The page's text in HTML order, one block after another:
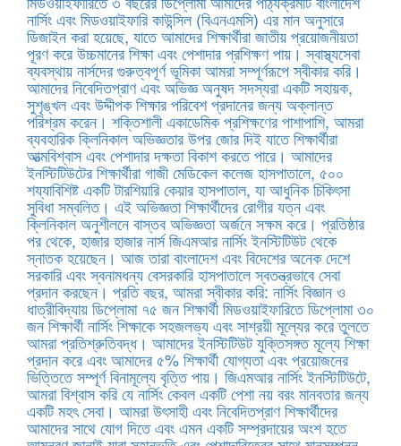
নার্সিং এবং মিডওয়াইফারি কাউন্সিল (বিএনএমসি) এর মান অনুসারে
ডিজাইন করা হয়েছে, যাতে আমাদের শিক্ষার্থীরা জাতীয় প্রয়োজনীয়তা
পূরণ করে উচ্চমানের শিক্ষা এবং পেশাদার প্রশিক্ষণ পায়। স্বাস্থ্যসেবা
ব্যবস্থায় নার্সদের গুরুত্বপূর্ণ ভূমিকা আমরা সম্পূর্ণরূপে স্বীকার করি।
আমাদের নিবেদিতপ্রাণ এবং অভিজ্ঞ অনুষদ সদস্যরা একটি সহায়ক,
সুশৃঙ্খল এবং উদ্দীপক শিক্ষার পরিবেশ প্রদানের জন্য অক্লান্ত
পরিশ্রম করেন। শক্তিশালী একাডেমিক প্রশিক্ষণের পাশাপাশি, আমরা
ব্যবহারিক ক্লিনিকাল অভিজ্ঞতার উপর জোর দিই যাতে শিক্ষার্থীরা
আত্মবিশ্বাস এবং পেশাদার দক্ষতা বিকাশ করতে পারে। আমাদের
ইনস্টিটিউটের শিক্ষার্থীরা গাজী মেডিকেল কলেজ হাসপাতালে, ৫০০
শয্যাবিশিষ্ট একটি টারশিয়ারি কেয়ার হাসপাতাল, যা আধুনিক চিকিৎসা
সুবিধা সম্বলিত। এই অভিজ্ঞতা শিক্ষার্থীদের রোগীর যত্ন এবং
ক্লিনিকাল অনুশীলনে বাস্তব অভিজ্ঞতা অর্জনে সক্ষম করে। প্রতিষ্ঠার
পর থেকে, হাজার হাজার নার্স জিএমআর নার্সিং ইনস্টিটিউট থেকে
স্নাতক হয়েছেন। আজ তারা বাংলাদেশ এবং বিদেশের অনেক দেশে
সরকারি এবং স্বনামধন্য বেসরকারি হাসপাতালে স্বতন্ত্রভাবে সেবা
প্রদান করছেন। প্রতি বছর, আমরা স্বীকার করি: নার্সিং বিজ্ঞান ও
ধাত্রীবিদ্যায় ডিপ্লোমা ৭৫ জন শিক্ষার্থী মিডওয়াইফারিতে ডিপ্লোমা ৩০
জন শিক্ষার্থী নার্সিং শিক্ষাকে সহজলভ্য এবং সাশ্রয়ী মূল্যের করে তুলতে
আমরা প্রতিশ্রুতিবদ্ধ। আমাদের ইনস্টিটিউট যুক্তিসঙ্গত মূল্যে শিক্ষা
প্রদান করে এবং আমাদের ৫% শিক্ষার্থী যোগ্যতা এবং প্রয়োজনের
ভিত্তিতে সম্পূর্ণ বিনামূল্যে বৃত্তি পায়। জিএমআর নার্সিং ইনস্টিটিউটে,
আমরা বিশ্বাস করি যে নার্সিং কেবল একটি পেশা নয় বরং মানবতার জন্য
একটি মহৎ সেবা। আমরা উৎসাহী এবং নিবেদিতপ্রাণ শিক্ষার্থীদের
আমাদের সাথে যোগ দিতে এবং এমন একটি সম্প্রদায়ের অংশ হতে